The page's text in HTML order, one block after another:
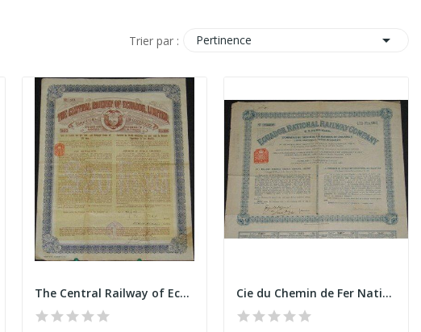
Trier par : Pertinence 
The Central Railway of Ecuador Ltd Cie du Chemin de Fer National de l'Equateur...